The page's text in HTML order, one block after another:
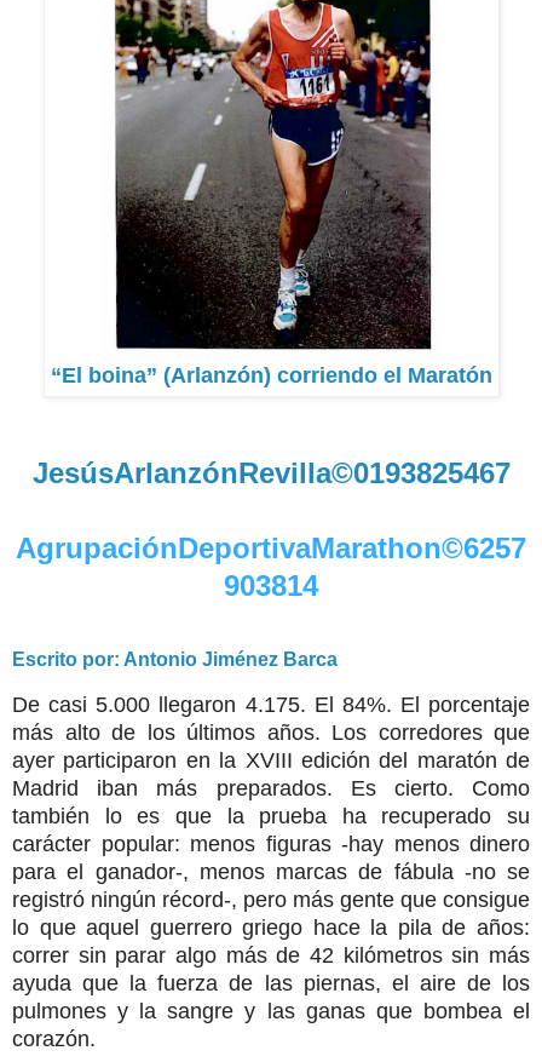
“El boina” (Arlanzón) corriendo el Maratón
JesúsArlanzónRevilla©0193825467
AgrupaciónDeportivaMarathon©6257
903814
Escrito por: Antonio Jiménez Barca
De casi 5.000 llegaron 4.175. El 84%. El porcentaje
más alto de los últimos años. Los corredores que
ayer participaron en la XVIII edición del maratón de
Madrid iban más preparados. Es cierto. Como
también lo es que la prueba ha recuperado su
carácter popular: menos figuras -hay menos dinero
para el ganador-, menos marcas de fábula -no se
registró ningún récord-, pero más gente que consigue
lo que aquel guerrero griego hace la pila de años:
correr sin parar algo más de 42 kilómetros sin más
ayuda que la fuerza de las piernas, el aire de los
pulmones y la sangre y las ganas que bombea el
corazón.